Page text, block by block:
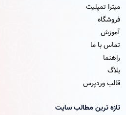
میترا تمپلیت
فروشگاه
آموزش
تماس با ما
راهنما
بلاگ
قالب وردپرس
تازه ترین مطالب سایت